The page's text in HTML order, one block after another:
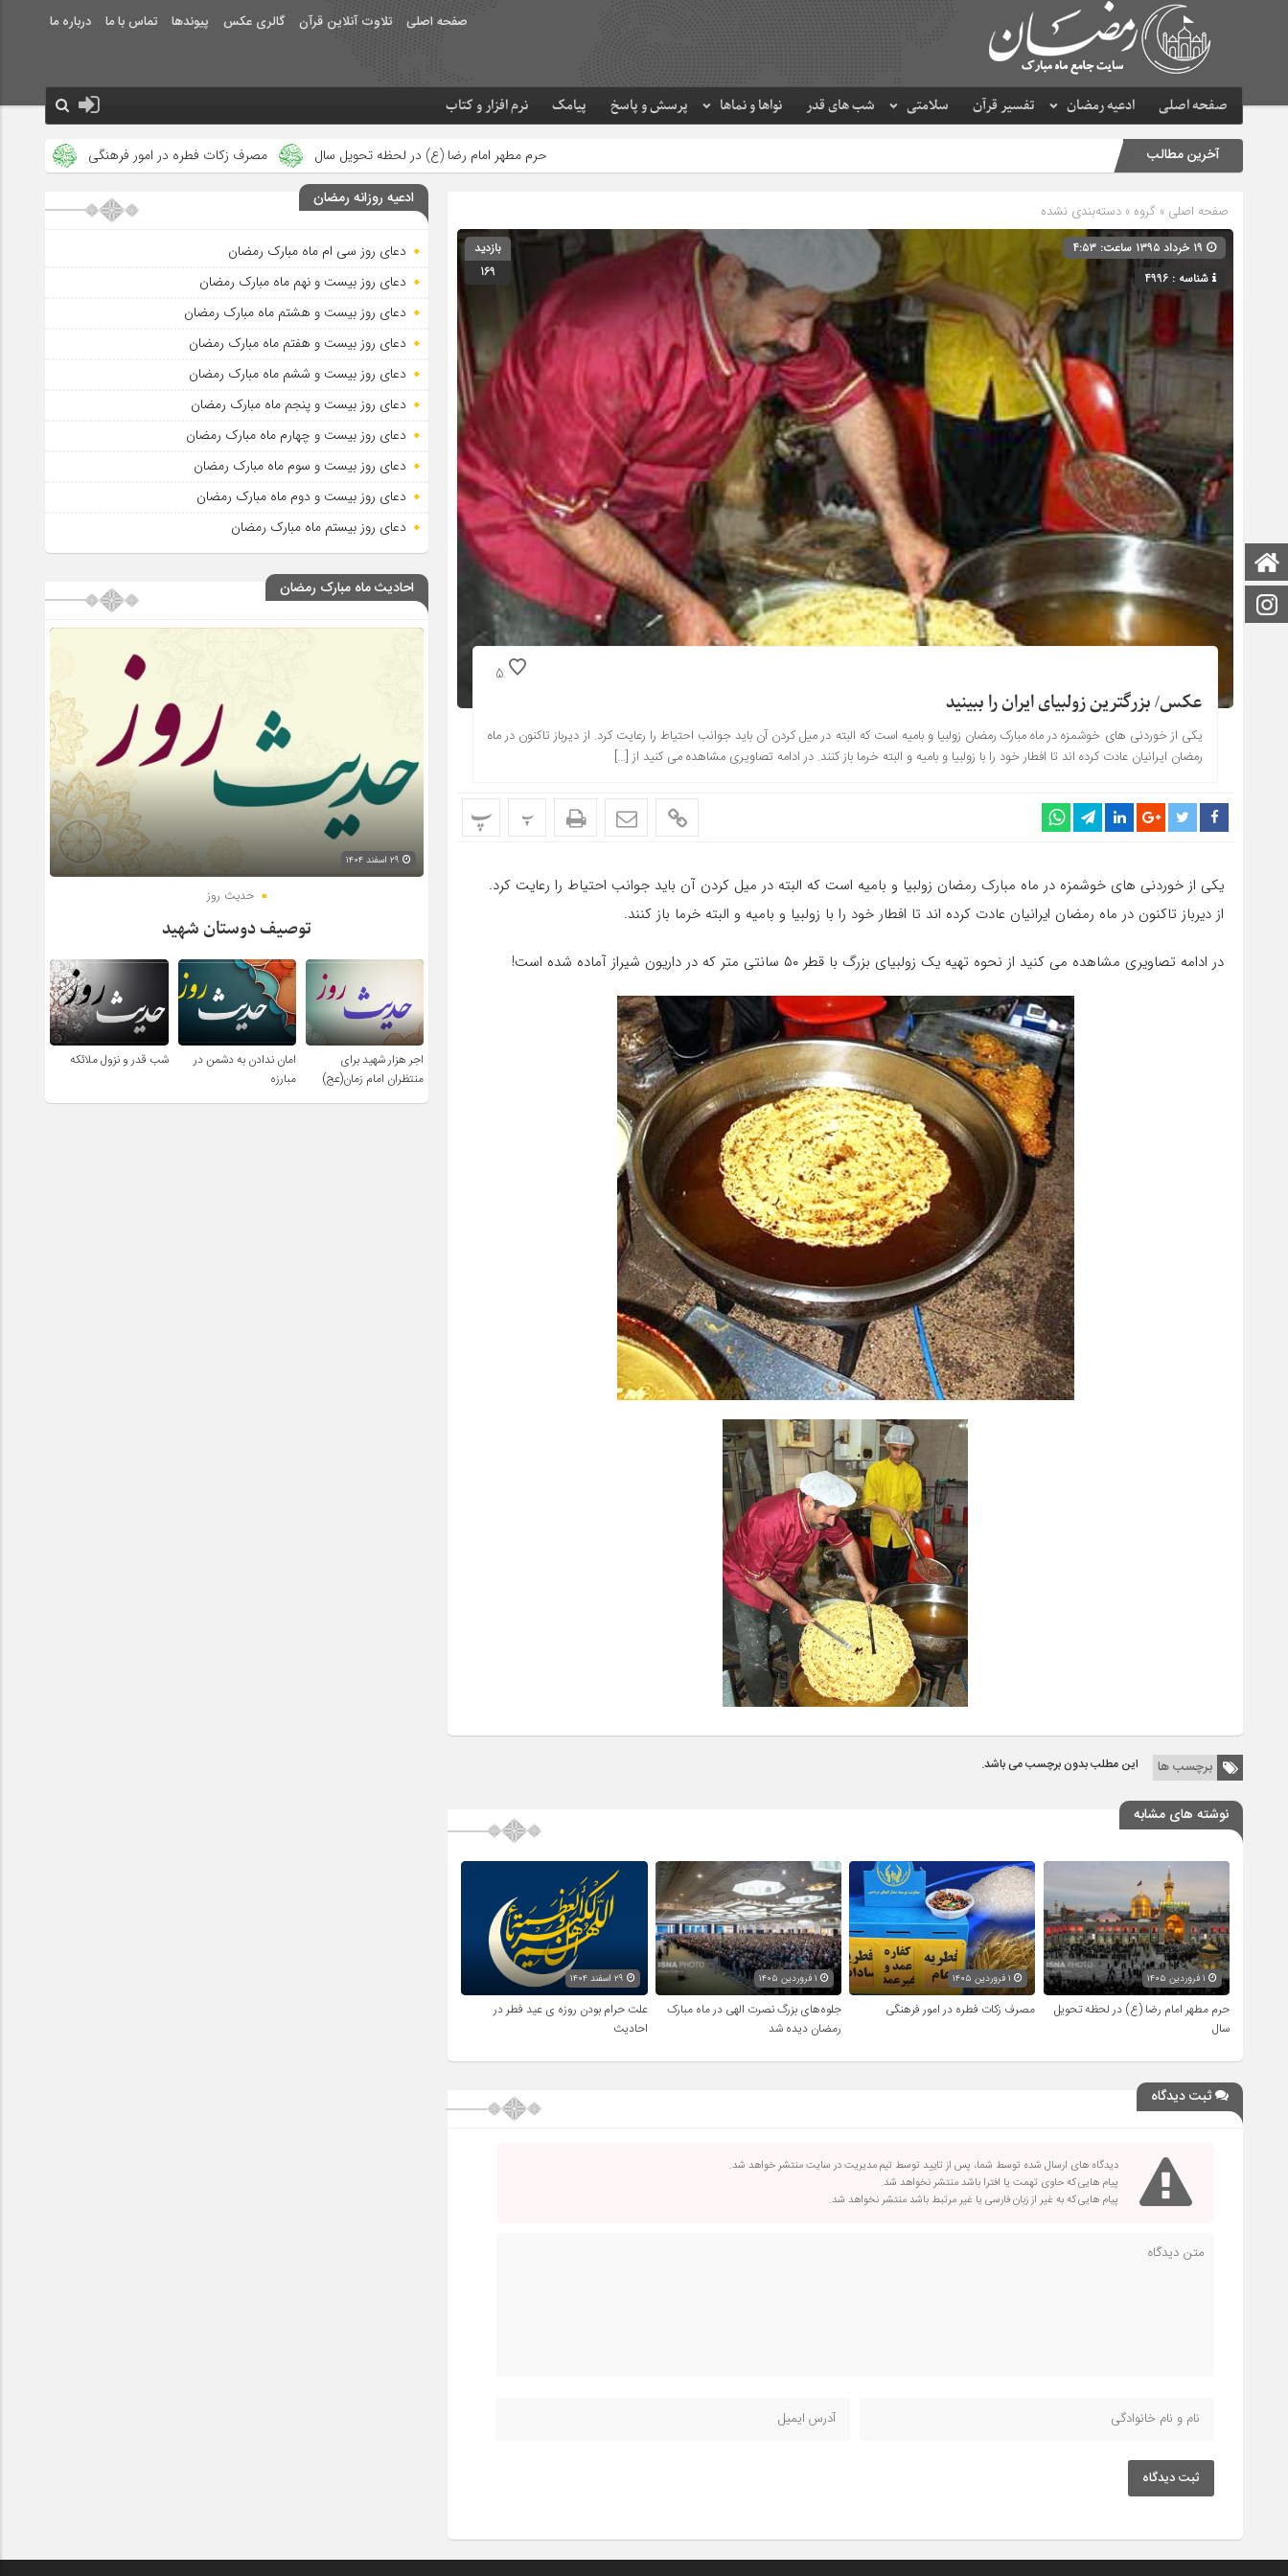
صفحه اصلی تلاوت آنلاین قرآن گالری عکس پیوندها تماس با ما درباره ما
صفحه اصلی ادعیه رمضان تفسیر قرآن سلامتی شب های قدر نواها و نماها پرسش و پاسخ پیامک نرم افزار و کتاب
صفحه اصلی
اینستاگرام
آخرین مطالب حرم مطهر امام رضا (ع) در لحظه تحویل سال مصرف زکات فطره در امور فرهنگی جلوه‌های بزرگ نصرت الهی در
صفحه اصلی » گروه » دسته‌بندی نشده
شناسه : 4996
بازدید
169
5
عکس/ بزرگترین زولبیای ایران را ببینید
یکی از خوردنی های خوشمزه در ماه مبارک رمضان زولبیا و بامیه است که البته در میل کردن آن باید جوانب احتیاط را رعایت کرد. از دیرباز تاکنون در ماه
رمضان ایرانیان عادت کرده اند تا افطار خود را با زولبیا و بامیه و البته خرما باز کنند. در ادامه تصاویری مشاهده می کنید از […]
پ پ
یکی از خوردنی های خوشمزه در ماه مبارک رمضان زولبیا و بامیه است که البته در میل کردن آن باید جوانب احتیاط را رعایت کرد.
از دیرباز تاکنون در ماه رمضان ایرانیان عادت کرده اند تا افطار خود را با زولبیا و بامیه و البته خرما باز کنند.
در ادامه تصاویری مشاهده می کنید از نحوه تهیه یک زولبیای بزرگ با قطر ۵۰ سانتی متر که در داریون شیراز آماده شده است!
برچسب ها این مطلب بدون برچسب می باشد.
نوشته های مشابه
حرم مطهر امام رضا (ع) در لحظه تحویل
سال
۱ فروردین ۱۴۰۵
مصرف زکات فطره در امور فرهنگی
جلوه‌های بزرگ نصرت الهی در ماه مبارک
رمضان دیده شد
علت حرام بودن روزه ی عید فطر در
احادیث
ثبت دیدگاه
دیدگاه های ارسال شده توسط شما، پس از تایید توسط تیم مدیریت در سایت منتشر خواهد شد.
پیام هایی که حاوی تهمت یا افترا باشد منتشر نخواهد شد.
پیام هایی که به غیر از زبان فارسی یا غیر مرتبط باشد منتشر نخواهد شد.
ثبت دیدگاه
ادعیه روزانه رمضان
دعای روز سی ام ماه مبارک رمضان
دعای روز بیست و نهم ماه مبارک رمضان
دعای روز بیست و هشتم ماه مبارک رمضان
دعای روز بیست و هفتم ماه مبارک رمضان
دعای روز بیست و ششم ماه مبارک رمضان
دعای روز بیست و پنجم ماه مبارک رمضان
دعای روز بیست و چهارم ماه مبارک رمضان
دعای روز بیست و سوم ماه مبارک رمضان
دعای روز بیست و دوم ماه مبارک رمضان
دعای روز بیستم ماه مبارک رمضان
احادیث ماه مبارک رمضان
حدیث روز
توصیف دوستان شهید
اجر هزار شهید برای
منتظران امام زمان(عج)
امان ندادن به دشمن در
مبارزه
شب قدر و نزول ملائکه